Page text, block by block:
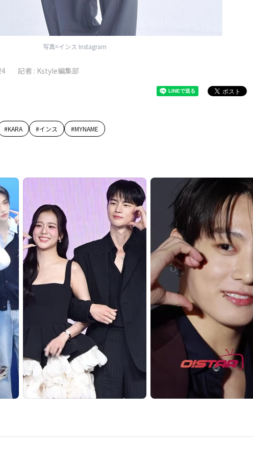
写真=インス Instagram
記者 : Kstyle編集部
#KARA #インス #MYNAME